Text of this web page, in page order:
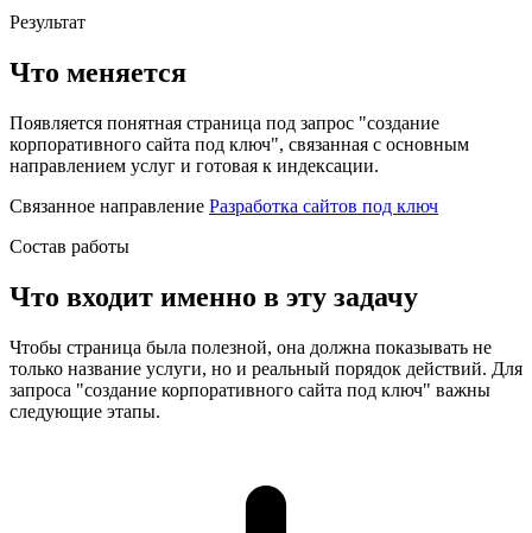
Результат
Что меняется
Появляется понятная страница под запрос "создание
корпоративного сайта под ключ", связанная с основным
направлением услуг и готовая к индексации.
Связанное направление Разработка сайтов под ключ
Состав работы
Что входит именно в эту задачу
Чтобы страница была полезной, она должна показывать не
только название услуги, но и реальный порядок действий. Для
запроса "создание корпоративного сайта под ключ" важны
следующие этапы.